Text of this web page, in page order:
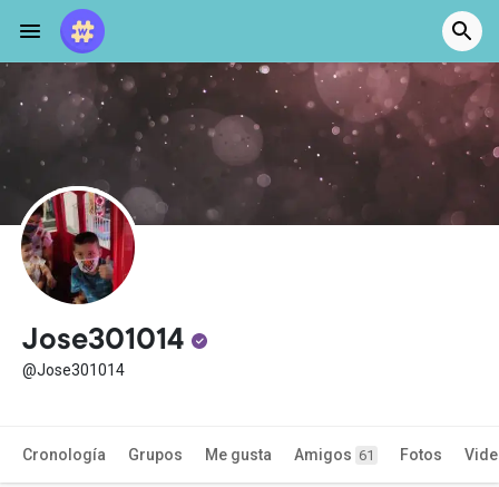
Jose301014
@Jose301014
Cronología Grupos Me gusta Amigos 61 Fotos